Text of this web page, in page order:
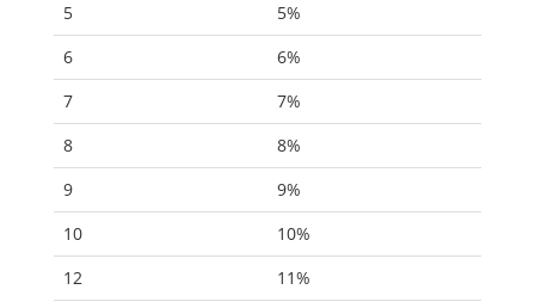
5
5%
6
6%
7
7%
8
8%
9
9%
10
10%
12
11%